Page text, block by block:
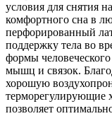
условия для снятия
комфортного сна в
перфорированный
поддержку тела во
формы
мышц и связок.
хорошую
терморегулирующие
позволяет